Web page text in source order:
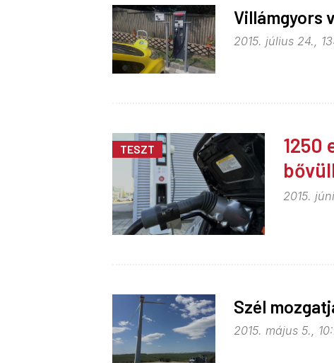
Villámgyors
2015. július 24.,
TESZT
1250
2015.
Szél
2015. május 5.,